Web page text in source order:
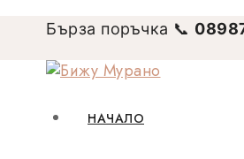
Бърза поръчка 📞
НАЧАЛО